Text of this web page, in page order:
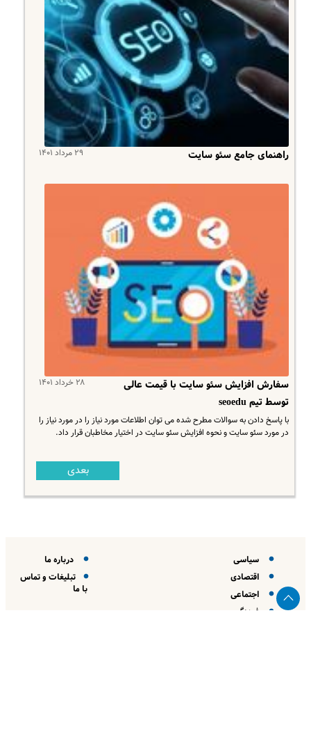
۲۹ مرداد ۱۴۰۱ راهنمای جامع سئو سایت
۲۸ خرداد ۱۴۰۱
سفارش افزایش سئو سایت با قیمت عالی
توسط تیم seoedu​
با پاسخ دادن به سوالات مطرح شده می توان اطلاعات مورد نیاز را در مورد نیاز را
در مورد سئو سایت و نحوه افزایش سئو سایت در اختیار مخاطبان قرار داد.
بعدی
سیاسی
اقتصادی
اجتماعی
فرهنگی
درباره ما
تبلیغات و تماس
با ما